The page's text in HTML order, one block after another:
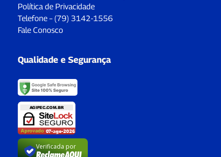
Política de Privacidade
Telefone – (79) 3142-1556
Fale Conosco
Qualidade e Segurança
Verificada por